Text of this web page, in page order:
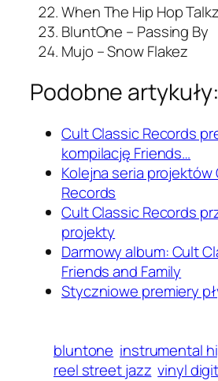
When The Hip Hop Talkz
BluntOne – Passing By
Mujo – Snow Flakez
Podobne artykuły:
Cult Classic Records
kompilację Friends…
Kolejna seria projektów
Records
Cult Classic Records
projekty
Darmowy album: Cult
Friends and Family
Styczniowe premiery
bluntone instrumental
reel street jazz vinyl